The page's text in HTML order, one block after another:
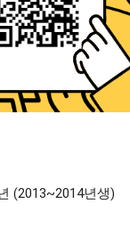
(2013~2014년생)